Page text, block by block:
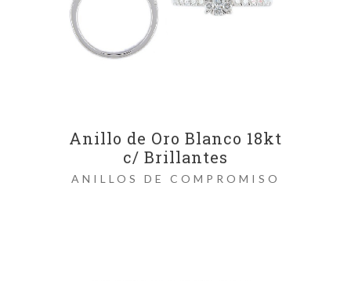
Anillo de Oro Blanco 18kt
c/ Brillantes
ANILLOS DE COMPROMISO